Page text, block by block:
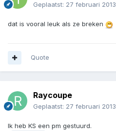
Geplaatst: 27 februari 2013
dat is vooral leuk als ze breken
Quote
Raycoupe
Geplaatst: 27 februari 2013
Ik heb KS een pm gestuurd.